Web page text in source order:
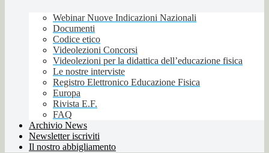
Webinar Nuove Indicazioni Nazionali
Documenti
Codice etico
Videolezioni Concorsi
Videolezioni per la didattica dell’educazione fisica
Le nostre interviste
Registro Elettronico Educazione Fisica
Europa
Rivista E.F.
FAQ
Archivio News
Newsletter iscriviti
Il nostro abbigliamento